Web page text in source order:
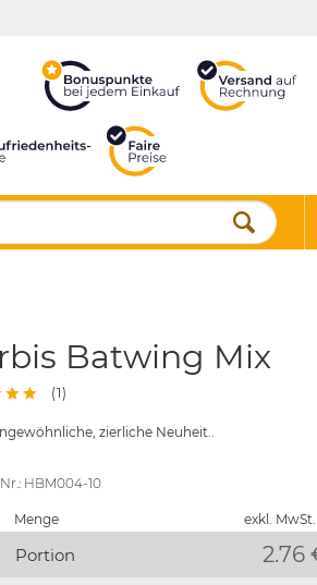
Batwing Mix
(1)
zierliche Neuheit..
HBM004-10
Menge exkl. MwSt.
Portion 2.76